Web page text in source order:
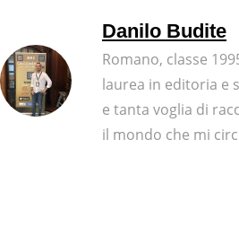
Danilo Budite
Romano, classe
laurea in editoria e
e tanta voglia di
il mondo che mi